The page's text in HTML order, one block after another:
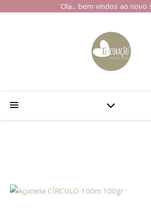
Ola... bem vindos ao novo